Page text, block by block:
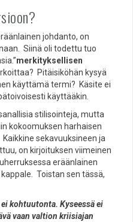
johdanto, on
Siinä oli todettu tuo
merkityksellisen
Pitäisiköhän kysyä
käyttämä termi? Käsite ei
käyttääkin.
stilisointeja, mutta
kokoomuksen harhaisen
sekavuuksineen ja
on kirjoituksen viimeinen
eräänlainen
Toistan sen tässä,
kohtuutonta. Kyseessä ei
vaan valtion kriisiajan